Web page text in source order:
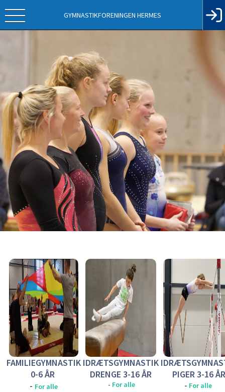
GYMNASTIKFORENINGEN HERMES
FAMILIEGYMNASTIK
0-6 ÅR
- For alle
IDRÆTSGYMNASTIK
DRENGE 3-16 ÅR
- For alle
PIGER 3-16 ÅR
- For alle